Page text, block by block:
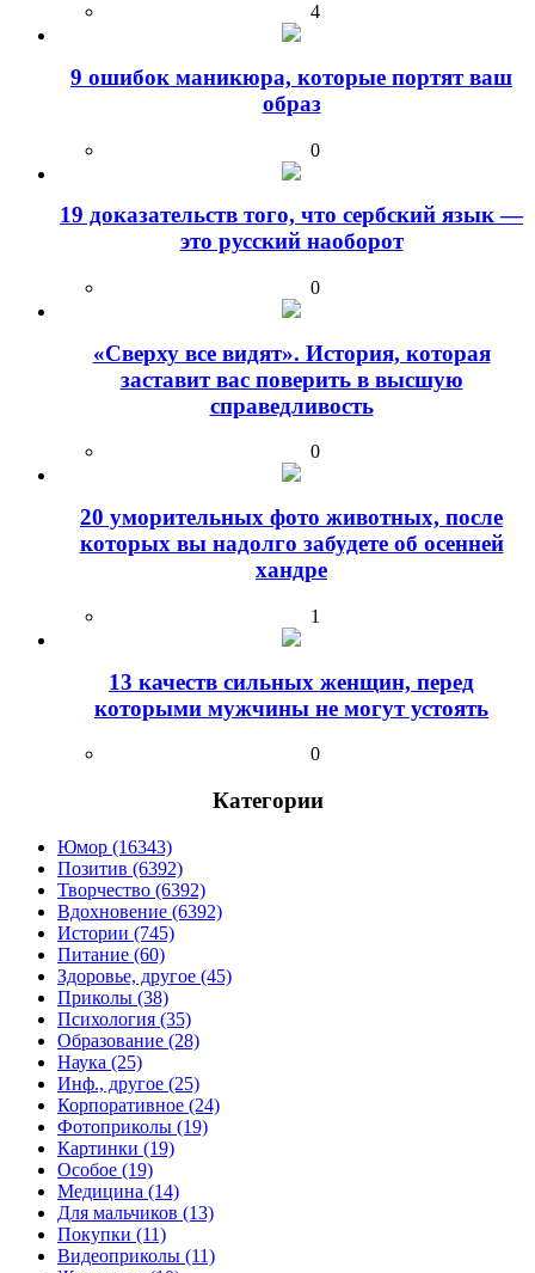
4
9 ошибок маникюра, которые портят ваш
образ
0
19 доказательств того, что сербский язык —
это русский наоборот
0
«Сверху все видят». История, которая
заставит вас поверить в высшую
справедливость
0
20 уморительных фото животных, после
которых вы надолго забудете об осенней
хандре
1
13 качеств сильных женщин, перед
которыми мужчины не могут устоять
0
Категории
Юмор (16343)
Позитив (6392)
Творчество (6392)
Вдохновение (6392)
Истории (745)
Питание (60)
Здоровье, другое (45)
Приколы (38)
Психология (35)
Образование (28)
Наука (25)
Инф., другое (25)
Корпоративное (24)
Фотоприколы (19)
Картинки (19)
Особое (19)
Медицина (14)
Для мальчиков (13)
Покупки (11)
Видеоприколы (11)